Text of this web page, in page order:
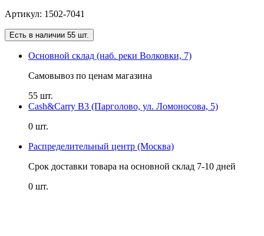
Артикул: 1502-7041
Есть в наличии 55 шт.
Основной склад (наб. реки Волковки, 7)
Самовывоз по ценам магазина
55 шт.
Cash&Carry B3 (Парголово, ул. Ломоносова, 5)
0 шт.
Распределительный центр (Москва)
Срок доставки товара на основной склад 7-10 дней
0 шт.